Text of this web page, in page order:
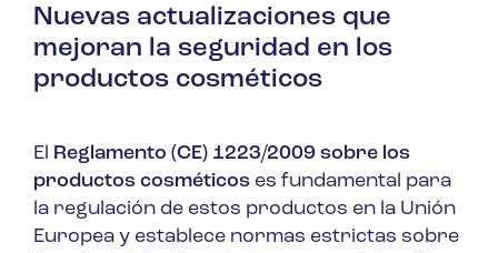
Nuevas actualizaciones que
mejoran la seguridad en los
productos cosméticos
El Reglamento (CE) 1223/2009 sobre los
productos cosméticos es fundamental para
la regulación de estos productos en la Unión
Europea y establece normas estrictas sobre